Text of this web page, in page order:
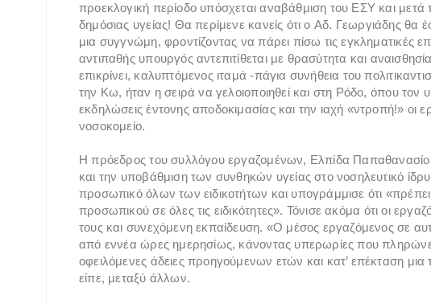
προεκλογική περίοδο υπόσχεται αναβάθμιση του ΕΣΥ και μετά
δημόσιας υγείας! Θα περίμενε κανείς ότι ο Aδ. Γεωργιάδης θα
μια συγγνώμη, φροντίζοντας να πάρει πίσω τις εγκληματικές
αντιπαθής υπουργός αντεπιτίθεται με θρασύτητα και
επικρίνει, καλυπτόμενος ιταμά -πάγια συνήθεια του
την Κω, ήταν η σειρά να γελοιοποιηθεί και στη Ρόδο, όπου τον
εκδηλώσεις έντονης αποδοκιμασίας και την ιαχή «ντροπή!» οι
νοσοκομείο.
Η πρόεδρος του συλλόγου εργαζομένων, Ελπίδα
και την υποβάθμιση των συνθηκών υγείας στο νοσηλευτικό
προσωπικό όλων των ειδικοτήτων και υπογράμμισε ότι
προσωπικού σε όλες τις ειδικότητες». Τόνισε ακόμα ότι οι
τους και συνεχόμενη εκπαίδευση. «Ο μέσος εργαζόμενος σε
από εννέα ώρες ημερησίως, κάνοντας υπερωρίες που
οφειλόμενες άδειες προηγούμενων ετών και κατ’ επέκταση
είπε, μεταξύ άλλων.